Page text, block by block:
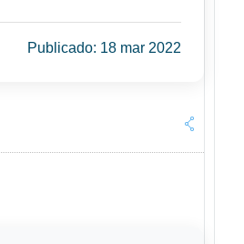
Publicado: 18 mar 2022